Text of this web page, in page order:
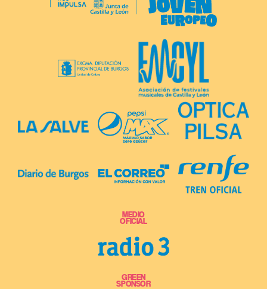
MEDIO
OFICIAL
GREEN
SPONSOR